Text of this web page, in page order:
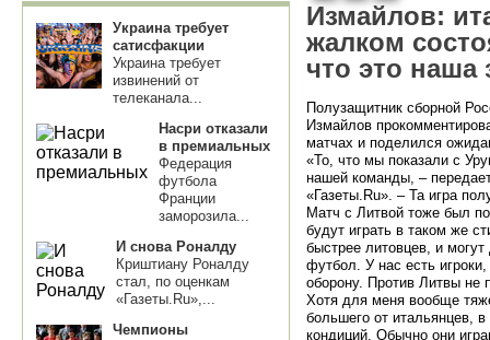
Украина требует
сатисфакции
Украина требует
извинений от
телеканала...
Насри отказали
в премиальных
Федерация
футбола
Франции
заморозила...
И снова Роналду
Криштиану Роналду
стал, по оценкам
«Газеты.Ru»,...
Чемпионы
Измайлов:
жалком
что это наша
Полузащитник сборной
Измайлов
матчах и поделился
«То, что мы показали с
нашей команды, –
«Газеты.Ru». – Та игра
Матч с Литвой тоже был
будут играть в таком же
быстрее литовцев, и
футбол. У нас есть
оборону. Против Литвы не
Хотя для меня вообще
большего от итальянцев,
кондиций. Обычно они